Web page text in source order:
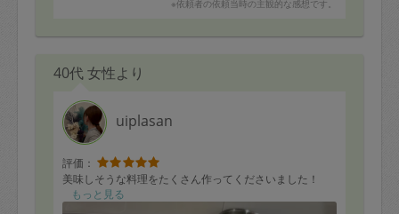
※依頼者の依頼当時の主観的な感想です。
40代 女性より
uiplasan
評価：
美味しそうな料理をたくさん作ってくださいました！
もっと見る